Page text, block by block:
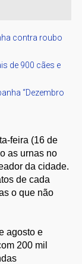
contra roubo
de 900 cães e
“Dezembro
feira (16 de
as urnas no
da cidade.
de cada
o que não
agosto e
200 mil